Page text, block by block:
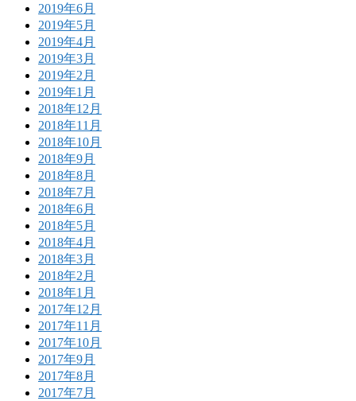
2019年6月
2019年5月
2019年4月
2019年3月
2019年2月
2019年1月
2018年12月
2018年11月
2018年10月
2018年9月
2018年8月
2018年7月
2018年6月
2018年5月
2018年4月
2018年3月
2018年2月
2018年1月
2017年12月
2017年11月
2017年10月
2017年9月
2017年8月
2017年7月